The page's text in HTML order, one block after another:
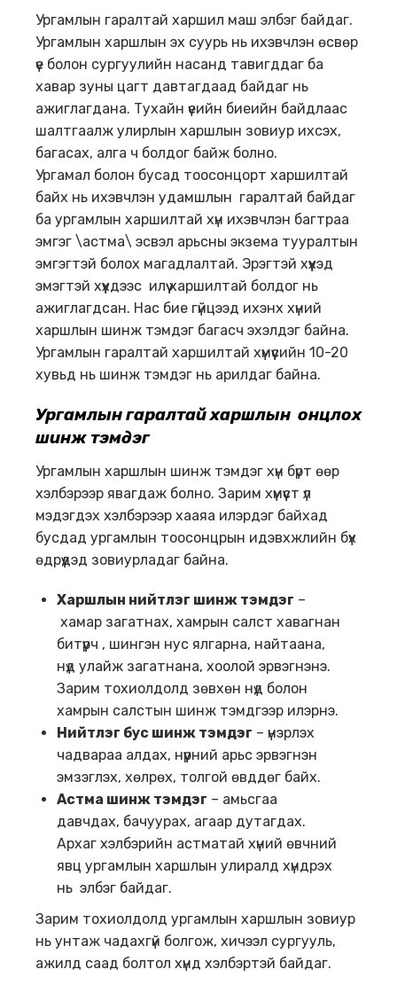
Ургамлын гаралтай харшил маш элбэг байдаг.
Ургамлын харшлын эх суурь нь ихэвчлэн өсвөр
үе болон сургуулийн насанд тавигддаг ба
хавар зуны цагт давтагдаад байдаг нь
ажиглагдана. Тухайн үеийн биеийн байдлаас
шалтгаалж улирлын харшлын зовиур ихсэх,
багасах, алга ч болдог байж болно.
Ургамал болон бусад тоосонцорт харшилтай
байх нь ихэвчлэн удамшлын гаралтай байдаг
ба ургамлын харшилтай хүн ихэвчлэн багтраа
эмгэг \астма\ эсвэл арьсны экзема тууралтын
эмгэгтэй болох магадлалтай. Эрэгтэй хүүхэд
эмэгтэй хүүхдээс илүү харшилтай болдог нь
ажиглагдсан. Нас бие гүйцээд ихэнх хүний
харшлын шинж тэмдэг багасч эхэлдэг байна.
Ургамлын гаралтай харшилтай хүмүүсийн 10-20
хувьд нь шинж тэмдэг нь арилдаг байна.
Ургамлын гаралтай харшлын онцлох
шинж тэмдэг
Ургамлын харшлын шинж тэмдэг хүн бүрт өөр
хэлбэрээр явагдаж болно. Зарим хүмүүст үл
мэдэгдэх хэлбэрээр хааяа илэрдэг байхад
бусдад ургамлын тоосонцрын идэвхжлийн бүх
өдрүүдэд зовиурладаг байна.
Харшлын нийтлэг шинж тэмдэг –
хамар загатнах, хамрын салст хавагнан
битүүрч , шингэн нус ялгарна, найтаана,
нүд улайж загатнана, хоолой эрвэгнэнэ.
Зарим тохиолдолд зөвхөн нүд болон
хамрын салстын шинж тэмдгээр илэрнэ.
Нийтлэг бус шинж тэмдэг – үнэрлэх
чадвараа алдах, нүүрний арьс эрвэгнэн
эмзэглэх, хөлрөх, толгой өвддөг байх.
Астма шинж тэмдэг – амьсгаа
давчдах, бачуурах, агаар дутагдах.
Архаг хэлбэрийн астматай хүний өвчний
явц ургамлын харшлын улиралд хүндрэх
нь элбэг байдаг.
Зарим тохиолдолд ургамлын харшлын зовиур
нь унтаж чадахгүй болгож, хичээл сургууль,
ажилд саад болтол хүнд хэлбэртэй байдаг.